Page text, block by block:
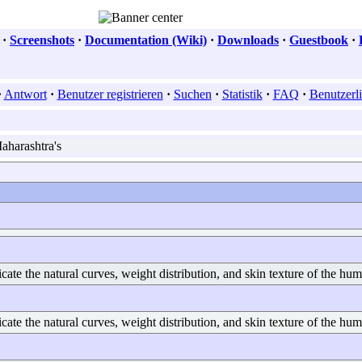
· Screenshots · Documentation (Wiki) · Downloads · Guestbook ·
Antwort · Benutzer registrieren · Suchen · Statistik · FAQ ·
the natural curves, weight distribution, and skin texture of the
the natural curves, weight distribution, and skin texture of the